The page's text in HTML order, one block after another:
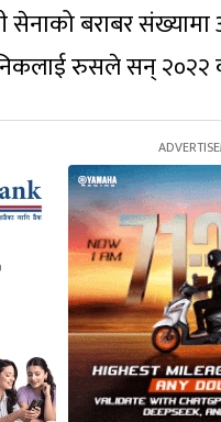
बराबर संख्यामा
रुसले सन् २०२२